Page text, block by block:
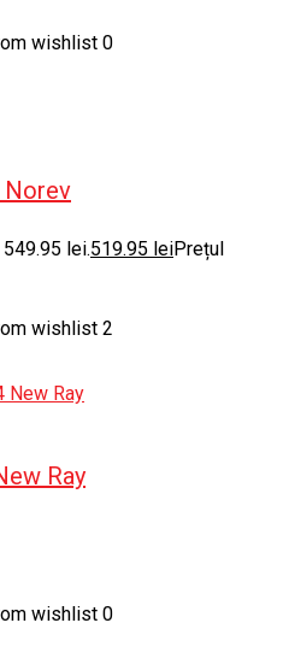
wishlist 0
Norev
lei.519.95 leiPrețul
wishlist 2
Ray
wishlist 0